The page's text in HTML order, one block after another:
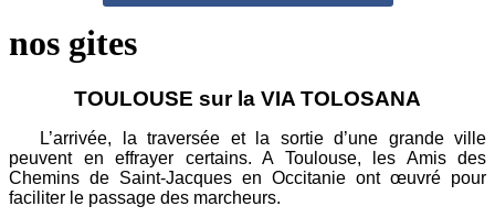
nos gites
TOULOUSE sur la VIA TOLOSANA
L’arrivée, la traversée et la sortie d’une grande ville
peuvent en effrayer certains. A Toulouse, les Amis des
Chemins de Saint-Jacques en Occitanie ont œuvré pour
faciliter le passage des marcheurs.